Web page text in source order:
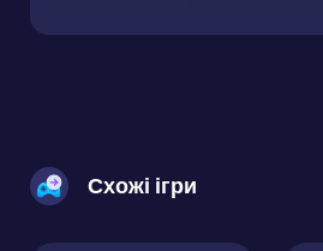
Схожі ігри